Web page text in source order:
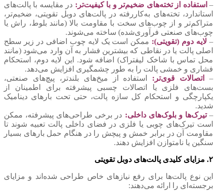
–استفاده از تخته‌های ضخیم‌تر و با کیفیت‌تر: در مقایسه با پالت‌های
استاندارد، تخته‌های به‌کاررفته در پالت‌های دوبل تقویتی، ضخیم‌تر،
متراکم‌تر و از چوب‌های سخت با مقاومت بالا (مانند بلوط، راش یا
چوب‌های صنعتی فرآوری‌شده) ساخته می‌شوند.
– لایه دوم (تقویتی): ممکن است یک لایه چوب اضافی در زیر سطح
اصلی پالت یا در نقاطی که بیشترین فشار به آن وارد می‌شود (مانند
محل تماس با شاخک لیفتراک) اضافه شود. این لایه دوم، استحکام
فشاری و خمشی پالت را به طور چشمگیری افزایش می‌دهد.
–
اتصالات قوی‌تر: استفاده از میخ‌های بلندتر، پیچ‌های صنعتی،
بست‌های فلزی یا اتصالات چسبی پیشرفته برای اطمینان از
یکپارچگی و استحکام کل سازه پالت، حتی تحت بارهای دینامیک
شدید.
–تیرک‌ها و بلوک‌های داخلی: در برخی طراحی‌های پیشرفته، ممکن
است تیرک‌های چوبی یا فلزی در فضای داخلی پالت تعبیه شوند تا
مقاومت آن در برابر خمش و پیچش را در هنگام حمل بارهای بسیار
سنگین یا نامتوازن افزایش دهند.
۲. مزایای کلیدی پالت‌های دوبل تقویتی
این نوع پالت‌ها برای رفع نیازهای خاص طراحی شده‌اند و مزایای
برجسته‌ای را ارائه می‌دهند: